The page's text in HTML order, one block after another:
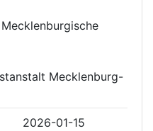
Mecklenburg-
2026-01-15